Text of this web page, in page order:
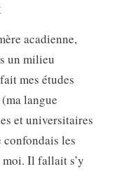
acadienne,
un milieu
mes études
langue
et universitaires
confondais les
Il fallait s’y